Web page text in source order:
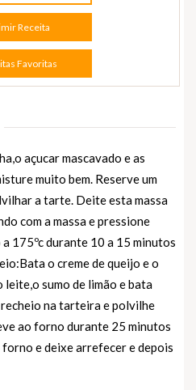
Receita
Favoritas
açucar mascavado e as
muito bem. Reserve um
a tarte. Deite esta massa
com a massa e pressione
175ºc durante 10 a 15 minutos
o creme de queijo e o
sumo de limão e bata
na tarteira e polvilhe
ao forno durante 25 minutos
e deixe arrefecer e depois